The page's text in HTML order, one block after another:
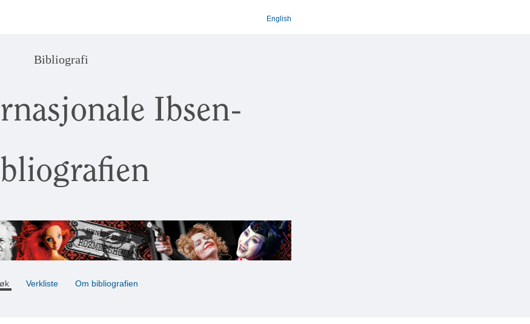
English
Bibliografi
Ibsen-
Verkliste Om bibliografien